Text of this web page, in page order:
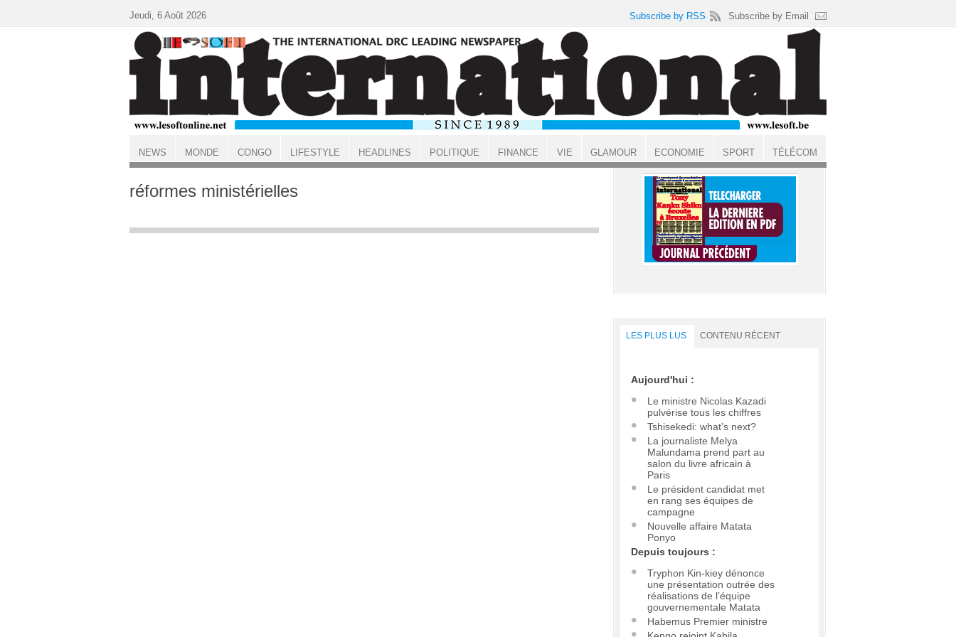
ACCUEIL
réformes ministérielles
LES PLUS LUS CONTENU RÉCENT
Aujourd'hui :
Le ministre Nicolas Kazadi
pulvérise tous les chiffres
Tshisekedi: what’s next?
La journaliste Melya
Malundama prend part au
salon du livre africain à
Paris
Le président candidat met
en rang ses équipes de
campagne
Nouvelle affaire Matata
Ponyo
Depuis toujours :
Tryphon Kin-kiey dénonce
une présentation outrée des
réalisations de l’équipe
gouvernementale Matata
Habemus Premier ministre
Jeudi, 6 Août 2026 Subscribe by RSS Subscribe by Email
NEWS MONDE CONGO LIFESTYLE HEADLINES POLITIQUE FINANCE VIE GLAMOUR ECONOMIE SPORT TÉLÉCOM